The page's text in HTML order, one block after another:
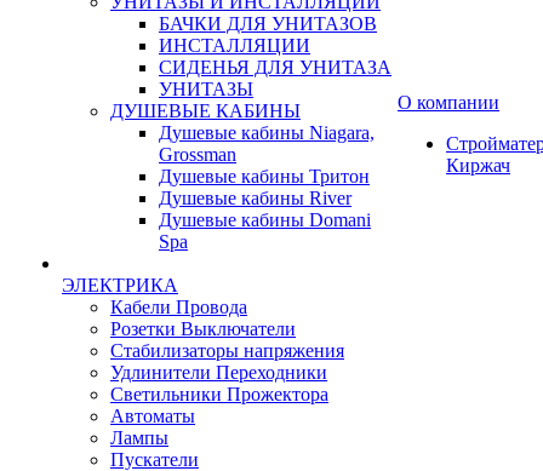
БАЧКИ ДЛЯ УНИТАЗОВ
ИНСТАЛЛЯЦИИ
СИДЕНЬЯ ДЛЯ УНИТАЗА
УНИТАЗЫ
ДУШЕВЫЕ КАБИНЫ
Душевые кабины Niagara,
Grossman
Душевые кабины Тритон
Душевые кабины River
Душевые кабины Domani
Spa
ЭЛЕКТРИКА
Кабели Провода
Розетки Выключатели
Стабилизаторы напряжения
Удлинители Переходники
Светильники Прожектора
Автоматы
Лампы
Пускатели
О компании
Киржач